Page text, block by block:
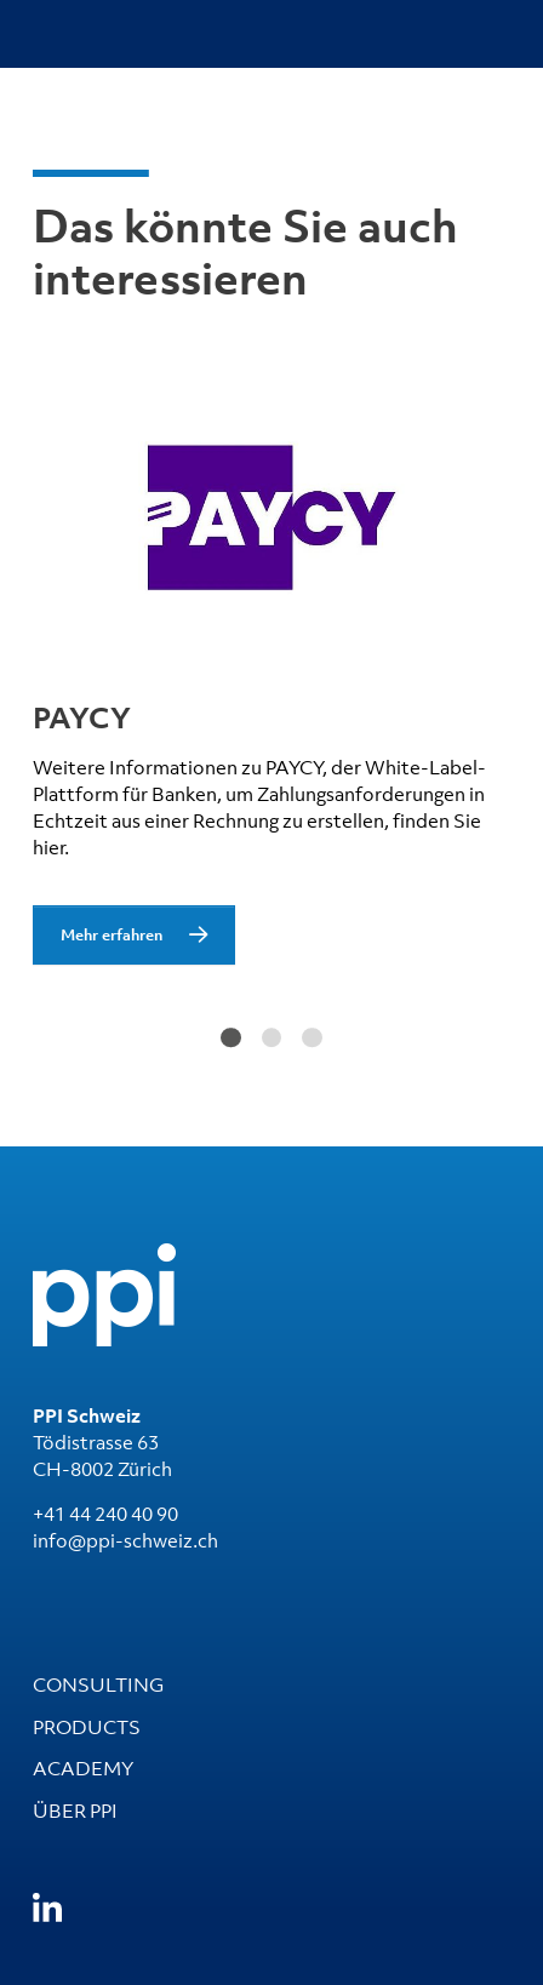
Das könnte Sie auch
interessieren
PAYCY
Weitere Informationen zu PAYCY, der White-Label-
Plattform für Banken, um Zahlungsanforderungen in
Echtzeit aus einer Rechnung zu erstellen, finden Sie
hier.
Mehr erfahren
PPI Schweiz
Tödistrasse 63
CH-8002 Zürich
+41 44 240 40 90
info@ppi-schweiz.ch
CONSULTING
PRODUCTS
ACADEMY
ÜBER PPI